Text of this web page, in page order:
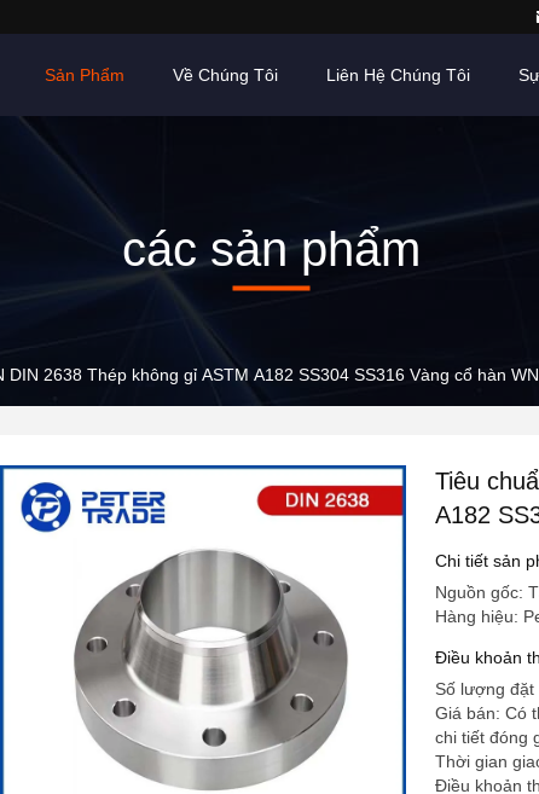
Sản Phẩm Về Chúng Tôi Liên Hệ Chúng Tôi
các sản phẩm
DIN 2638 Thép không gỉ ASTM A182 SS304 SS316 Vàng cổ hàn
Tiêu
A182
Cho
Chi tiết sản
Nguồn gốc:
Hàng hiệu:
Điều khoản
Số lượng đặt
Giá bán: Có
chi tiết đóng
Thời gian
Điều khoản